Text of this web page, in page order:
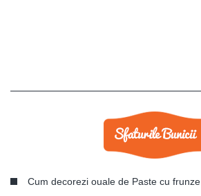
Cum decorezi ouale de Paste cu frunze